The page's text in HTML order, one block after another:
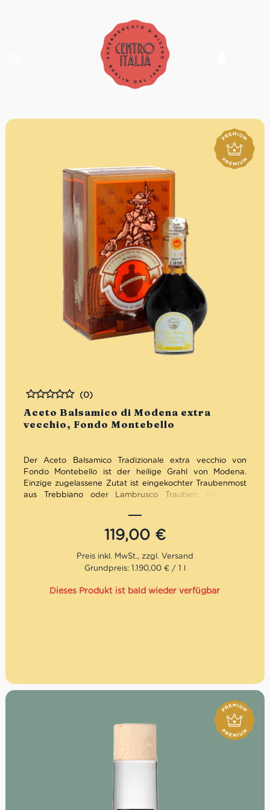
Aceto Balsamico di Modena extra
vecchio, Fondo Montebello
Bewertet
(0)
Der Aceto Balsamico Tradizionale extra vecchio von
Fondo Montebello ist der heilige Grahl von Modena.
Einzige zugelassene Zutat ist eingekochter Traubenmost
aus Trebbiano oder Lambrusco Trauben. Nach der
Jahre in verschiedensten Holzfässern aus Eiche, Kastanie
bis Maulbeerbaum. Fondo Montebello steht wie keine
andere Acetaia für die Kunst dieses Handwerks.
Folgende Fässer finden bei der Herstellung dieses
Balsamico Tradizionale extra vecchio Verwendung.
119,00 €
Grundpreis: 1.190,00 € / 1 l
Dieses Produkt ist bald wieder verfügbar